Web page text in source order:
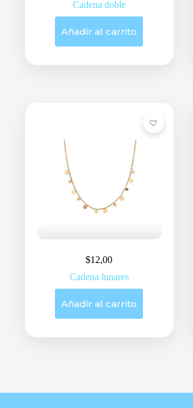
Cadena doble
Añadir al carrito
$12,00
Cadena lunares
Añadir al carrito